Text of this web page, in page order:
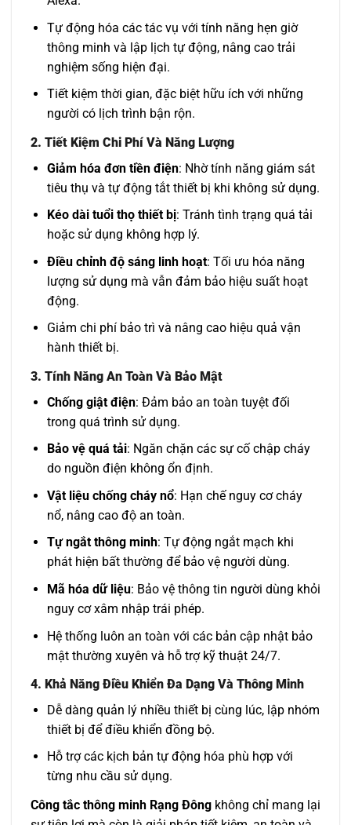
Tự động hóa các tác vụ với tính năng hẹn giờ
thông minh và lập lịch tự động, nâng cao trải
nghiệm sống hiện đại.
Tiết kiệm thời gian, đặc biệt hữu ích với những
người có lịch trình bận rộn.
2. Tiết Kiệm Chi Phí Và Năng Lượng
Giảm hóa đơn tiền điện: Nhờ tính năng giám sát
tiêu thụ và tự động tắt thiết bị khi không sử dụng.
Kéo dài tuổi thọ thiết bị: Tránh tình trạng quá tải
hoặc sử dụng không hợp lý.
Điều chỉnh độ sáng linh hoạt: Tối ưu hóa năng
lượng sử dụng mà vẫn đảm bảo hiệu suất hoạt
động.
Giảm chi phí bảo trì và nâng cao hiệu quả vận
hành thiết bị.
3. Tính Năng An Toàn Và Bảo Mật
Chống giật điện: Đảm bảo an toàn tuyệt đối
trong quá trình sử dụng.
Bảo vệ quá tải: Ngăn chặn các sự cố chập cháy
do nguồn điện không ổn định.
Vật liệu chống cháy nổ: Hạn chế nguy cơ cháy
nổ, nâng cao độ an toàn.
Tự ngắt thông minh: Tự động ngắt mạch khi
phát hiện bất thường để bảo vệ người dùng.
Mã hóa dữ liệu: Bảo vệ thông tin người dùng khỏi
nguy cơ xâm nhập trái phép.
Hệ thống luôn an toàn với các bản cập nhật bảo
mật thường xuyên và hỗ trợ kỹ thuật 24/7.
4. Khả Năng Điều Khiển Đa Dạng Và Thông Minh
Dễ dàng quản lý nhiều thiết bị cùng lúc, lập nhóm
thiết bị để điều khiển đồng bộ.
Hỗ trợ các kịch bản tự động hóa phù hợp với
từng nhu cầu sử dụng.
Công tắc thông minh Rạng Đông không chỉ mang lại